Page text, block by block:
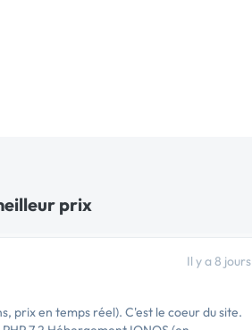
prix
Il y a 8 jours
prix en temps réel). C'est le coeur du site.